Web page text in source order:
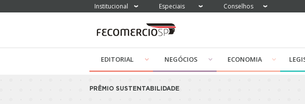
Institucional Especiais Conselhos
EDITORIAL NEGÓCIOS ECONOMIA
PRÊMIO SUSTENTABILIDADE